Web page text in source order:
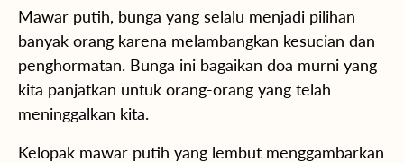
Mawar putih, bunga yang selalu menjadi pilihan
banyak orang karena melambangkan kesucian dan
penghormatan. Bunga ini bagaikan doa murni yang
kita panjatkan untuk orang-orang yang telah
meninggalkan kita.
Kelopak mawar putih yang lembut menggambarkan